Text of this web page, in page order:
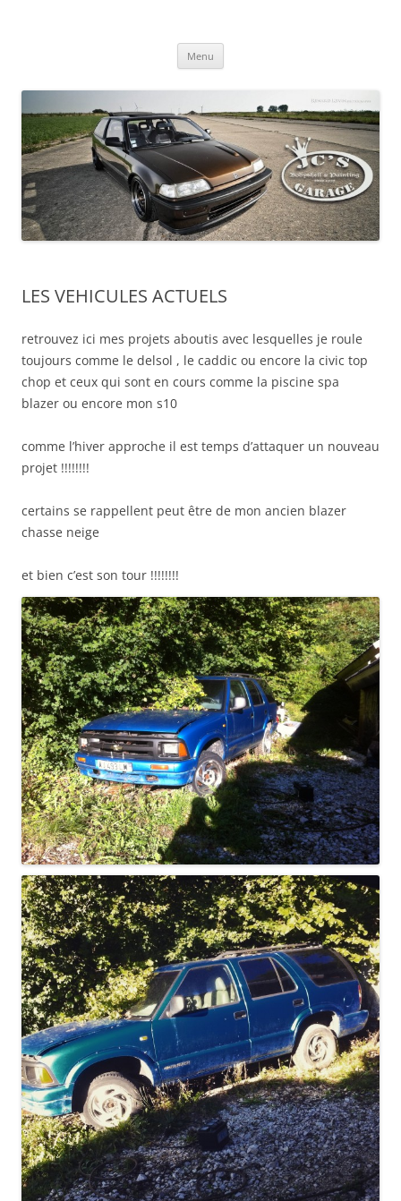
Menu
LES VEHICULES ACTUELS
retrouvez ici mes projets aboutis avec lesquelles je roule
toujours comme le delsol , le caddic ou encore la civic top
chop et ceux qui sont en cours comme la piscine spa
blazer ou encore mon s10
comme l’hiver approche il est temps d’attaquer un nouveau
projet !!!!!!!!
certains se rappellent peut être de mon ancien blazer
chasse neige
et bien c’est son tour !!!!!!!!